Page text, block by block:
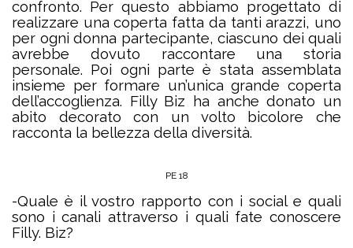
confronto. Per questo abbiamo progettato di
realizzare una coperta fatta da tanti arazzi, uno
per ogni donna partecipante, ciascuno dei quali
avrebbe dovuto raccontare una storia
personale. Poi ogni parte è stata assemblata
insieme per formare un’unica grande coperta
dell’accoglienza. Filly Biz ha anche donato un
abito decorato con un volto bicolore che
racconta la bellezza della diversità.
PE 18
-Quale è il vostro rapporto con i social e quali
sono i canali attraverso i quali fate conoscere
Filly. Biz?